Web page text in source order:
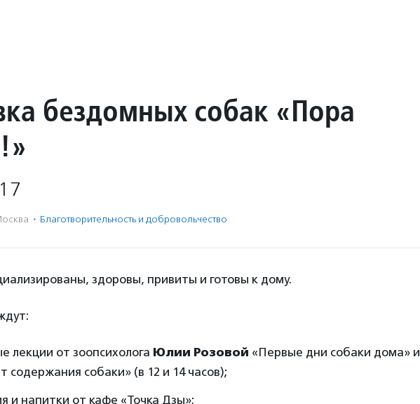
бездомных собак «Пора
· Благотвори­тель­ность и доброволь­чест­во
здоровы, привиты и готовы к дому.
лекции от зоопсихолога Юлии Розовой «Первые дни собаки дома» и
содержания собаки» (в 12 и 14 часов);
и напитки от кафе «Точка Дзы»;